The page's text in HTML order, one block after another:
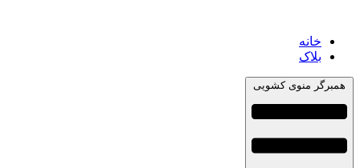
خانه
بلاک
همبرگر منوی کشویی